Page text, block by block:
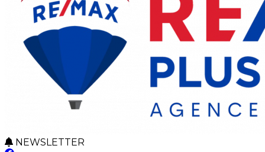
NEWSLETTER